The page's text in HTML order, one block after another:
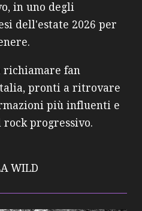
in uno degli
dell'estate 2026 per
richiamare fan
pronti a ritrovare
più influenti e
progressivo.
WILD